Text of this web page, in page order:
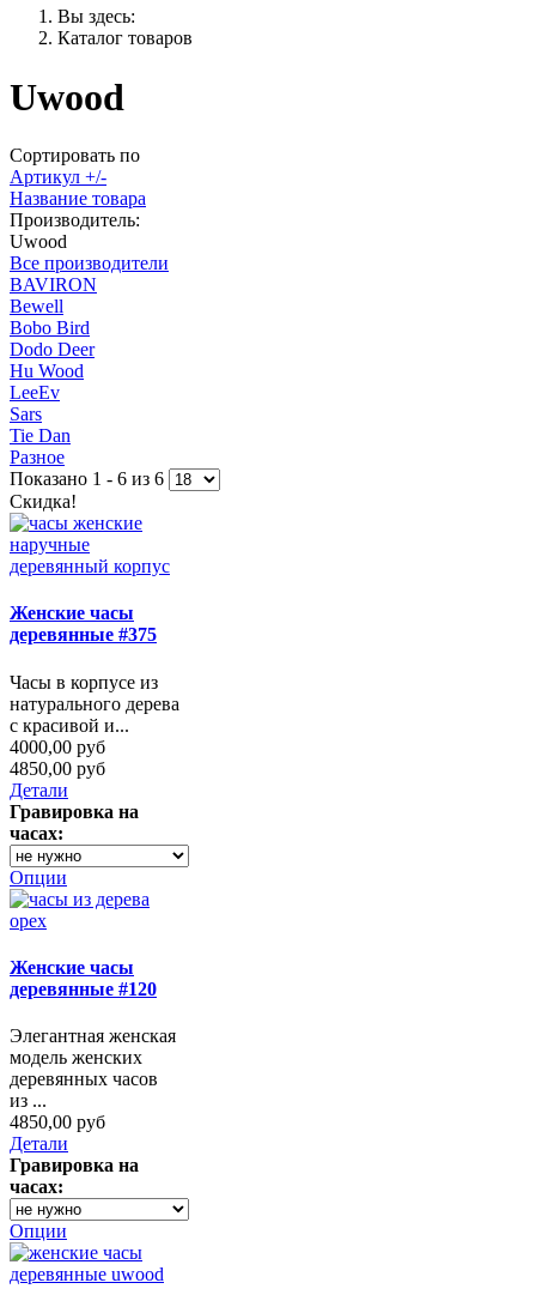
Вы здесь:
Каталог товаров
Uwood
Сортировать по
Артикул +/-
Название товара
Производитель:
Uwood
Все производители
BAVIRON
Bewell
Bobo Bird
Dodo Deer
Hu Wood
LeeEv
Sars
Tie Dan
Разное
Показано 1 - 6 из 6
Скидка!
Женские часы
деревянные #375
Часы в корпусе из
натурального дерева
с красивой и...
4000,00 руб
4850,00 руб
Детали
Гравировка на
часах:
Опции
Женские часы
деревянные #120
Элегантная женская
модель женских
деревянных часов
из ...
4850,00 руб
Детали
Гравировка на
часах:
Опции